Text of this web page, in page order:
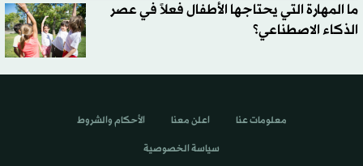
ما المهارة التي يحتاجها الأطفال فعلاً في عصر
الذكاء الاصطناعي؟
معلومات عنا اعلن معنا الأحكام والشروط
سياسة الخصوصية